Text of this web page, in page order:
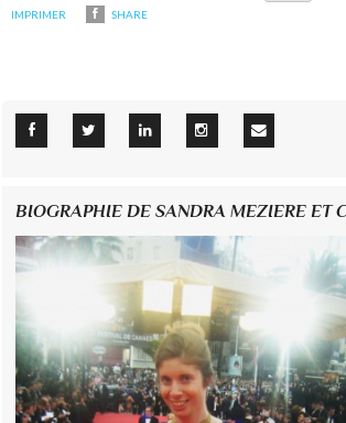
IMPRIMER
SHARE
BIOGRAPHIE DE SANDRA MEZIERE ET